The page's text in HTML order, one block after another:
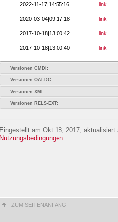
2022-11-17|14:55:16 link
2020-03-04|09:17:18 link
2017-10-18|13:00:42 link
2017-10-18|13:00:40 link
Versionen CMDI:
Versionen OAI-DC:
Versionen XML:
Versionen RELS-EXT:
Eingestellt am Okt 18, 2017;
Nutzungsbedingungen.
ZUM SEITENANFANG